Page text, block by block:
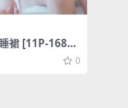
裙 [11P-168M
0